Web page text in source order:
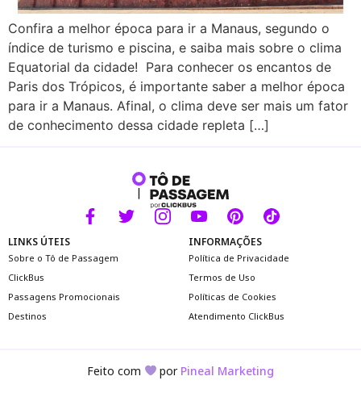
Confira a melhor época para ir a Manaus, segundo o
índice de turismo e piscina, e saiba mais sobre o clima
Equatorial da cidade! Para conhecer os encantos de
Paris dos Trópicos, é importante saber a melhor época
para ir a Manaus. Afinal, o clima deve ser mais um fator
de conhecimento dessa cidade repleta […]
LINKS ÚTEIS
Sobre o Tô de Passagem
ClickBus
Passagens Promocionais
Destinos
INFORMAÇÕES
Política de Privacidade
Termos de Uso
Políticas de Cookies
Atendimento ClickBus
Feito com por Pineal Marketing